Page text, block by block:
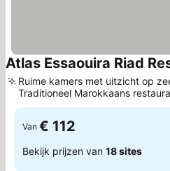
Atlas Essaouira Riad
Ruime kamers met uitzicht op
Traditioneel Marokkaans
Van € 112
Bekijk prijzen van 18 sites